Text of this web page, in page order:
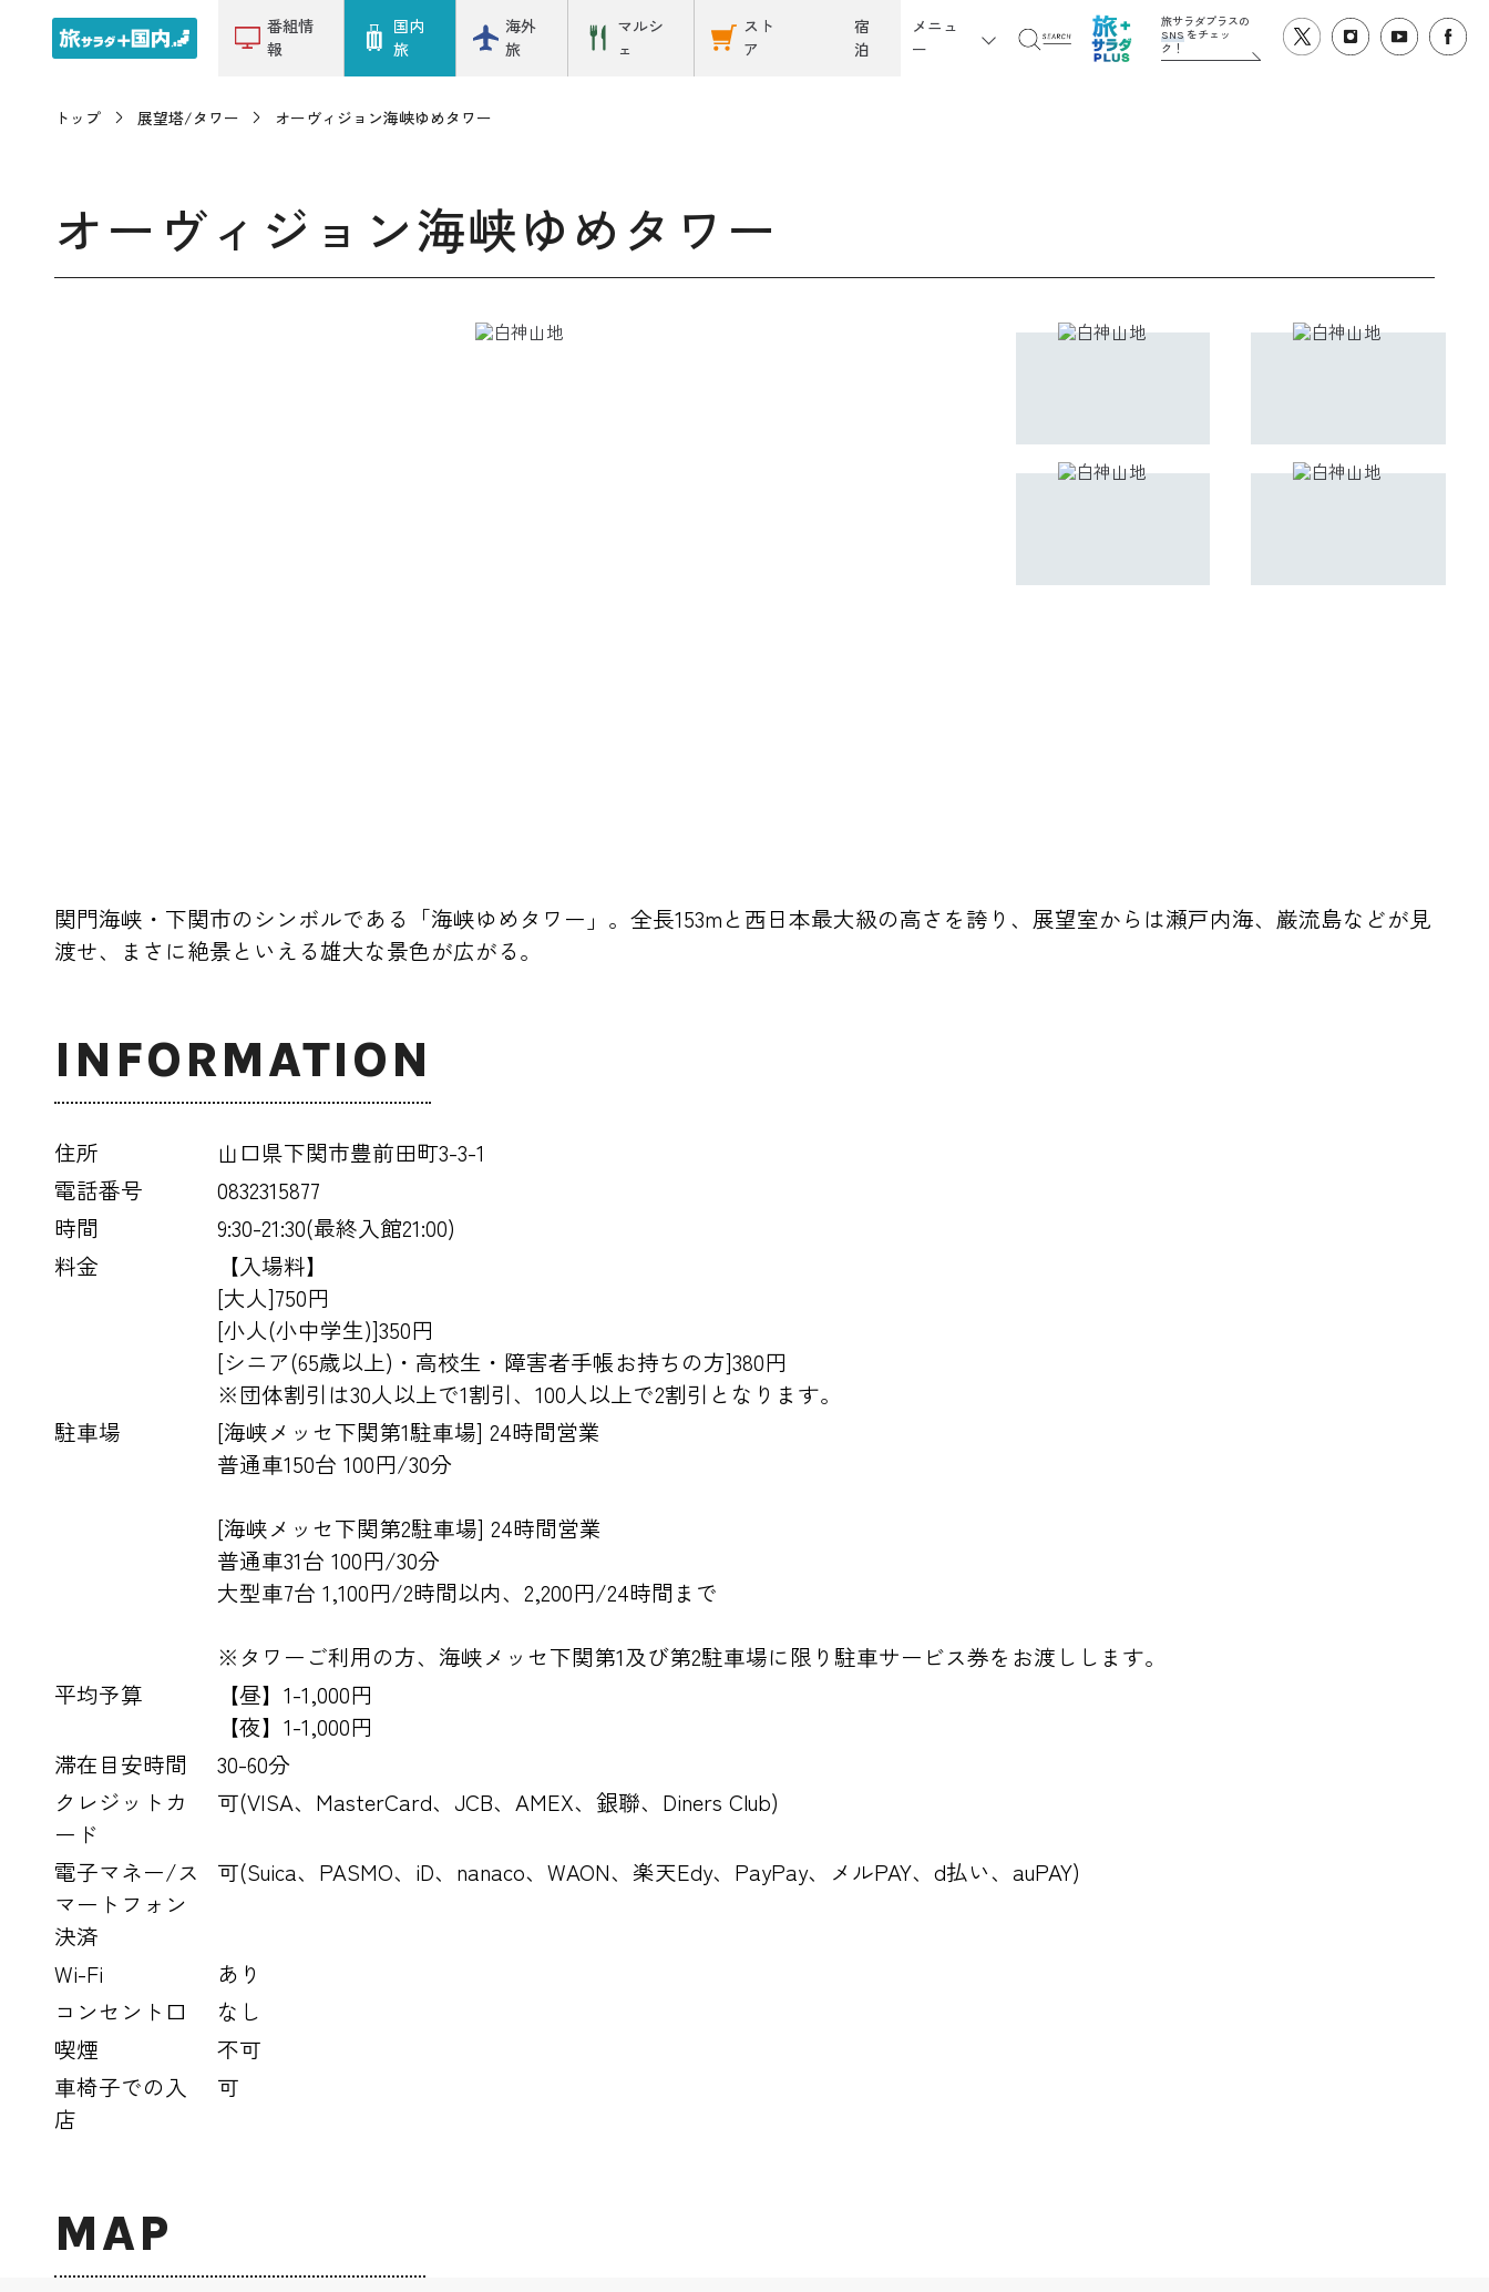
番組情
報
国内
旅
海外
旅
マルシ
ェ
スト
ア
宿
泊
メニュ
ー
旅サラダプラスの
SNSをチェッ
ク！
トップ 展望塔/タワー オーヴィジョン海峡ゆめタワー
オーヴィジョン海峡ゆめタワー
関門海峡・下関市のシンボルである「海峡ゆめタワー」。全長153mと西日本最大級の高さを誇り、展望室からは瀬戸内海、巌流島などが見
渡せ、まさに絶景といえる雄大な景色が広がる。
INFORMATION
住所
山口県下関市豊前田町3-3-1
電話番号
0832315877
時間
9:30-21:30(最終入館21:00)
料金
【入場料】
[大人]750円
[小人(小中学生)]350円
[シニア(65歳以上)・高校生・障害者手帳お持ちの方]380円
※団体割引は30人以上で1割引、100人以上で2割引となります。
駐車場
[海峡メッセ下関第1駐車場] 24時間営業
普通車150台 100円/30分
[海峡メッセ下関第2駐車場] 24時間営業
普通車31台 100円/30分
大型車7台 1,100円/2時間以内、2,200円/24時間まで
※タワーご利用の方、海峡メッセ下関第1及び第2駐車場に限り駐車サービス券をお渡しします。
平均予算
【昼】1-1,000円
【夜】1-1,000円
滞在目安時間
30-60分
クレジットカ
ード
可(VISA、MasterCard、JCB、AMEX、銀聯、Diners Club)
電子マネー/ス
マートフォン
決済
可(Suica、PASMO、iD、nanaco、WAON、楽天Edy、PayPay、メルPAY、d払い、auPAY)
Wi-Fi
あり
コンセント口
なし
喫煙
不可
車椅子での入
店
可
MAP